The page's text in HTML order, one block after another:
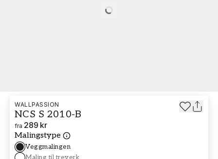
Loading…
WALLPASSION
NCS S 2010-B
fra 289 kr
Malingstype
Veggmalingen
Maling til treverk